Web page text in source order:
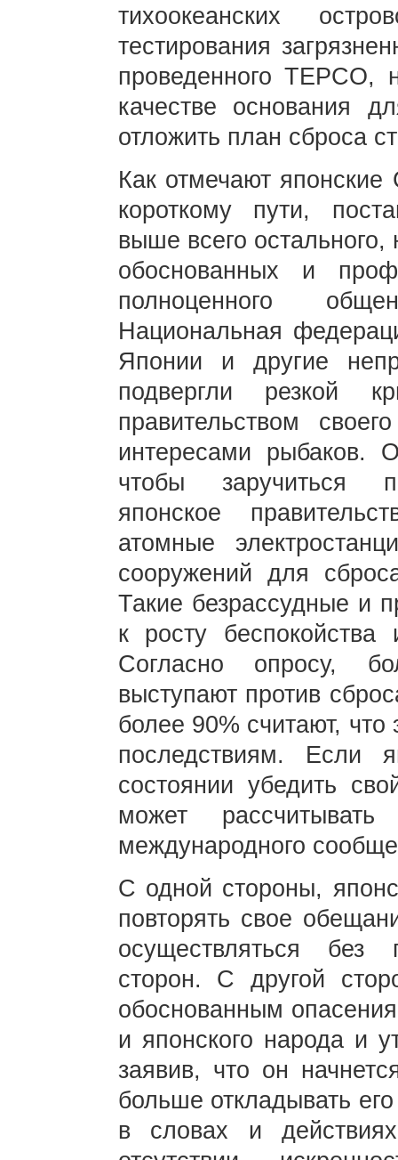
тихоокеанских
тестирования
проведенного TEPCO,
качестве основания
отложить план сброса
Как отмечают
короткому пути,
выше всего
обоснованных и
полноценного
Национальная
Японии и другие
подвергли резкой
правительством
интересами рыбаков.
чтобы заручиться
японское
атомные
сооружений для
Такие безрассудные и
к росту
Согласно опросу,
выступают против
более 90% считают, что
последствиям. Если
состоянии убедить
может
международного
С одной стороны,
повторять свое
осуществляться без
сторон. С другой
обоснованным
и японского народа и
заявив, что он
больше откладывать
в словах и